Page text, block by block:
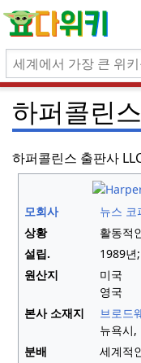
하퍼콜린스
하퍼콜린스 출판사
모회사
뉴스 코
상황
활동적
설립.
1989년
원산지
미국
영국
본사 소재지
브로드
뉴욕시,
분배
세계적